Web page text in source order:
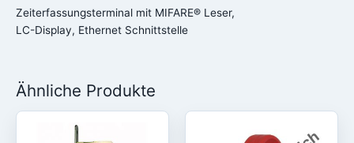
Zeiterfassungsterminal mit MIFARE® Leser,
LC-Display, Ethernet Schnittstelle
Ähnliche Produkte